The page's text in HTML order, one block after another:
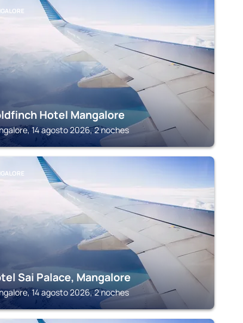
Hotel Mangalore
14 agosto 2026, 2 noches
Sai Palace, Mangalore
14 agosto 2026, 2 noches